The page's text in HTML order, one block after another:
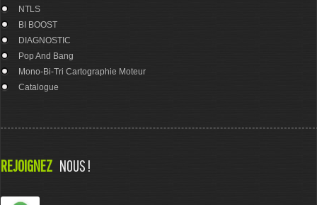
NTLS
BI BOOST
DIAGNOSTIC
Pop And Bang
Mono-Bi-Tri Cartographie Moteur
Catalogue
REJOIGNEZ NOUS !